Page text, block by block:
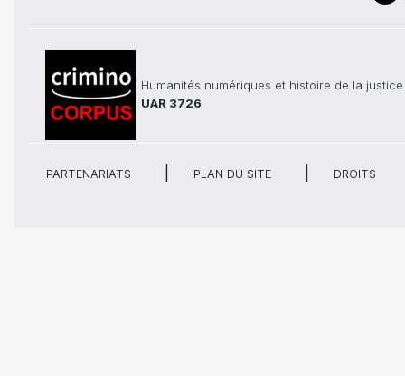
Humanités numériques et histoire de la justice
UAR 3726
PARTENARIATS PLAN DU SITE DROITS